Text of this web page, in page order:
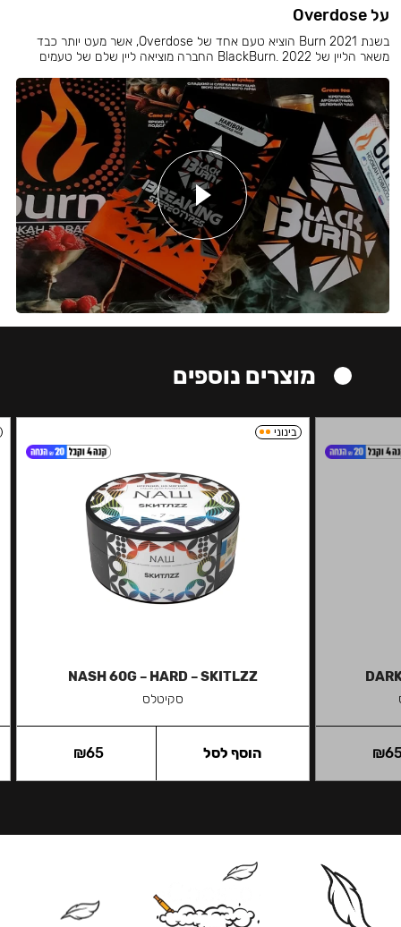
על Overdose
בשנת 2021 Burn הוציא טעם אחד של Overdose, אשר מעט יותר כבד
משאר הליין של BlackBurn. 2022 החברה מוציאה ליין שלם של טעמים
מוצרים נוספים
₪
בינוני
NASH 60G – HARD – SKITLZZ
סקיטלס
₪65 הוסף לסל